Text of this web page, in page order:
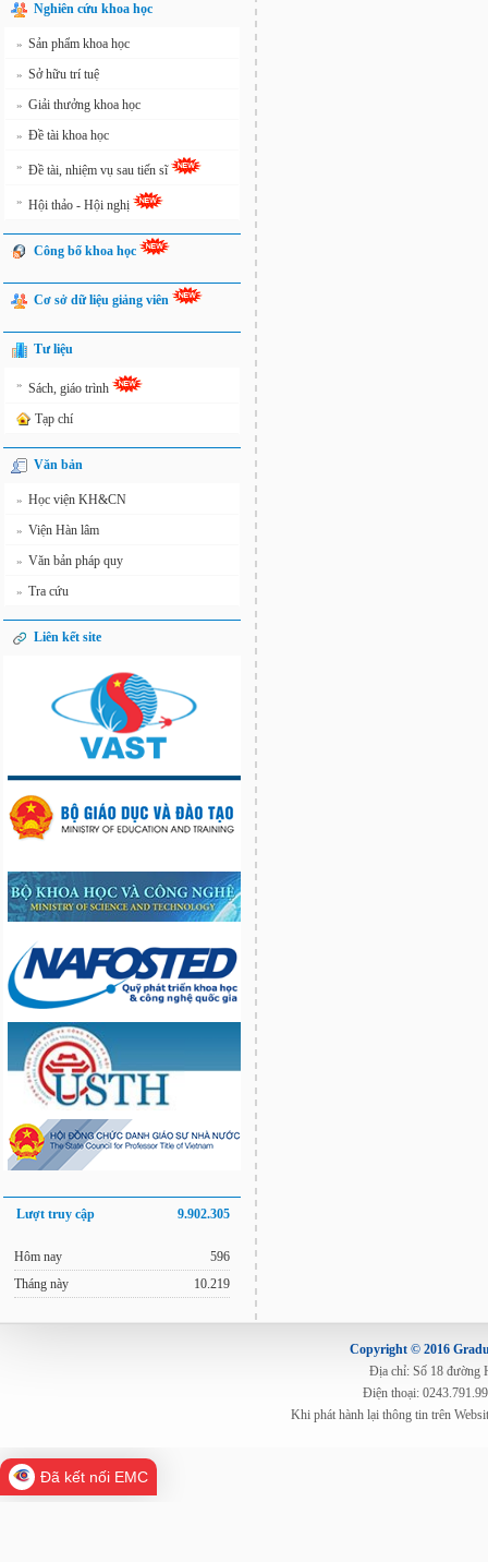
Nghiên cứu khoa học
» Sản phẩm khoa học
» Sở hữu trí tuệ
» Giải thưởng khoa học
» Đề tài khoa học
» Đề tài, nhiệm vụ sau tiến sĩ
» Hội thảo - Hội nghị
Công bố khoa học
Cơ sở dữ liệu giảng viên
Tư liệu
» Sách, giáo trình
Tạp chí
Văn bản
» Học viện KH&CN
» Viện Hàn lâm
» Văn bản pháp quy
» Tra cứu
Liên kết site
Lượt truy cập 9.902.305
Hôm nay
Tháng này
596
10.219
Copyright © 2016
Địa chỉ: Số 18 đường
Điện thoại:
Khi phát hành lại thông tin trên
Đã kết nối EMC